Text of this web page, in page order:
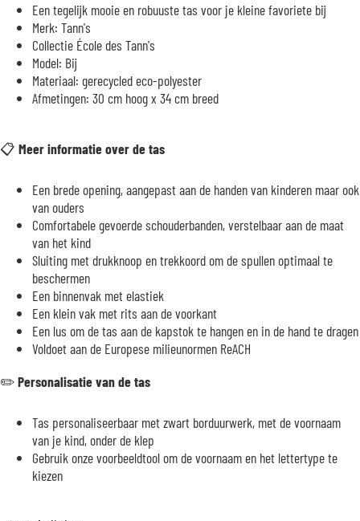
Een tegelijk mooie en robuuste tas voor je kleine favoriete bij
Merk: Tann's
Collectie École des Tann's
Model: Bij
Materiaal: gerecycled eco-polyester
Afmetingen: 30 cm hoog x 34 cm breed
📋 Meer informatie over de tas
Een brede opening, aangepast aan de handen van kinderen maar ook
van ouders
Comfortabele gevoerde schouderbanden, verstelbaar aan de maat
van het kind
Sluiting met drukknoop en trekkoord om de spullen optimaal te
beschermen
Een binnenvak met elastiek
Een klein vak met rits aan de voorkant
Een lus om de tas aan de kapstok te hangen en in de hand te dragen
Voldoet aan de Europese milieunormen ReACH
✏️Personalisatie van de tas
Tas personaliseerbaar met zwart borduurwerk, met de voornaam
van je kind, onder de klep
Gebruik onze voorbeeldtool om de voornaam en het lettertype te
kiezen